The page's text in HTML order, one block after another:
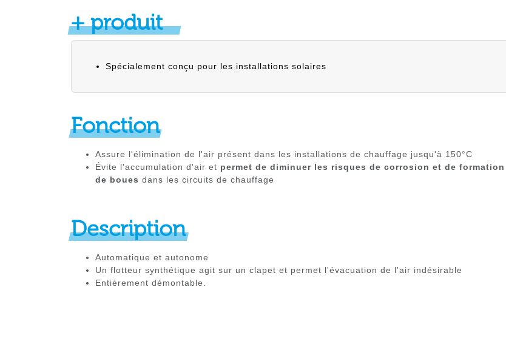
+ produit
Spécialement conçu pour les installations solaires
Fonction
Assure l'élimination de l'air présent dans les installations de chauffage jusqu'à 150°C
Évite l'accumulation d'air et permet de diminuer les risques de corrosion et de formation
de boues dans les circuits de chauffage
Description
Automatique et autonome
Un flotteur synthétique agit sur un clapet et permet l'évacuation de l'air indésirable
Entièrement démontable.